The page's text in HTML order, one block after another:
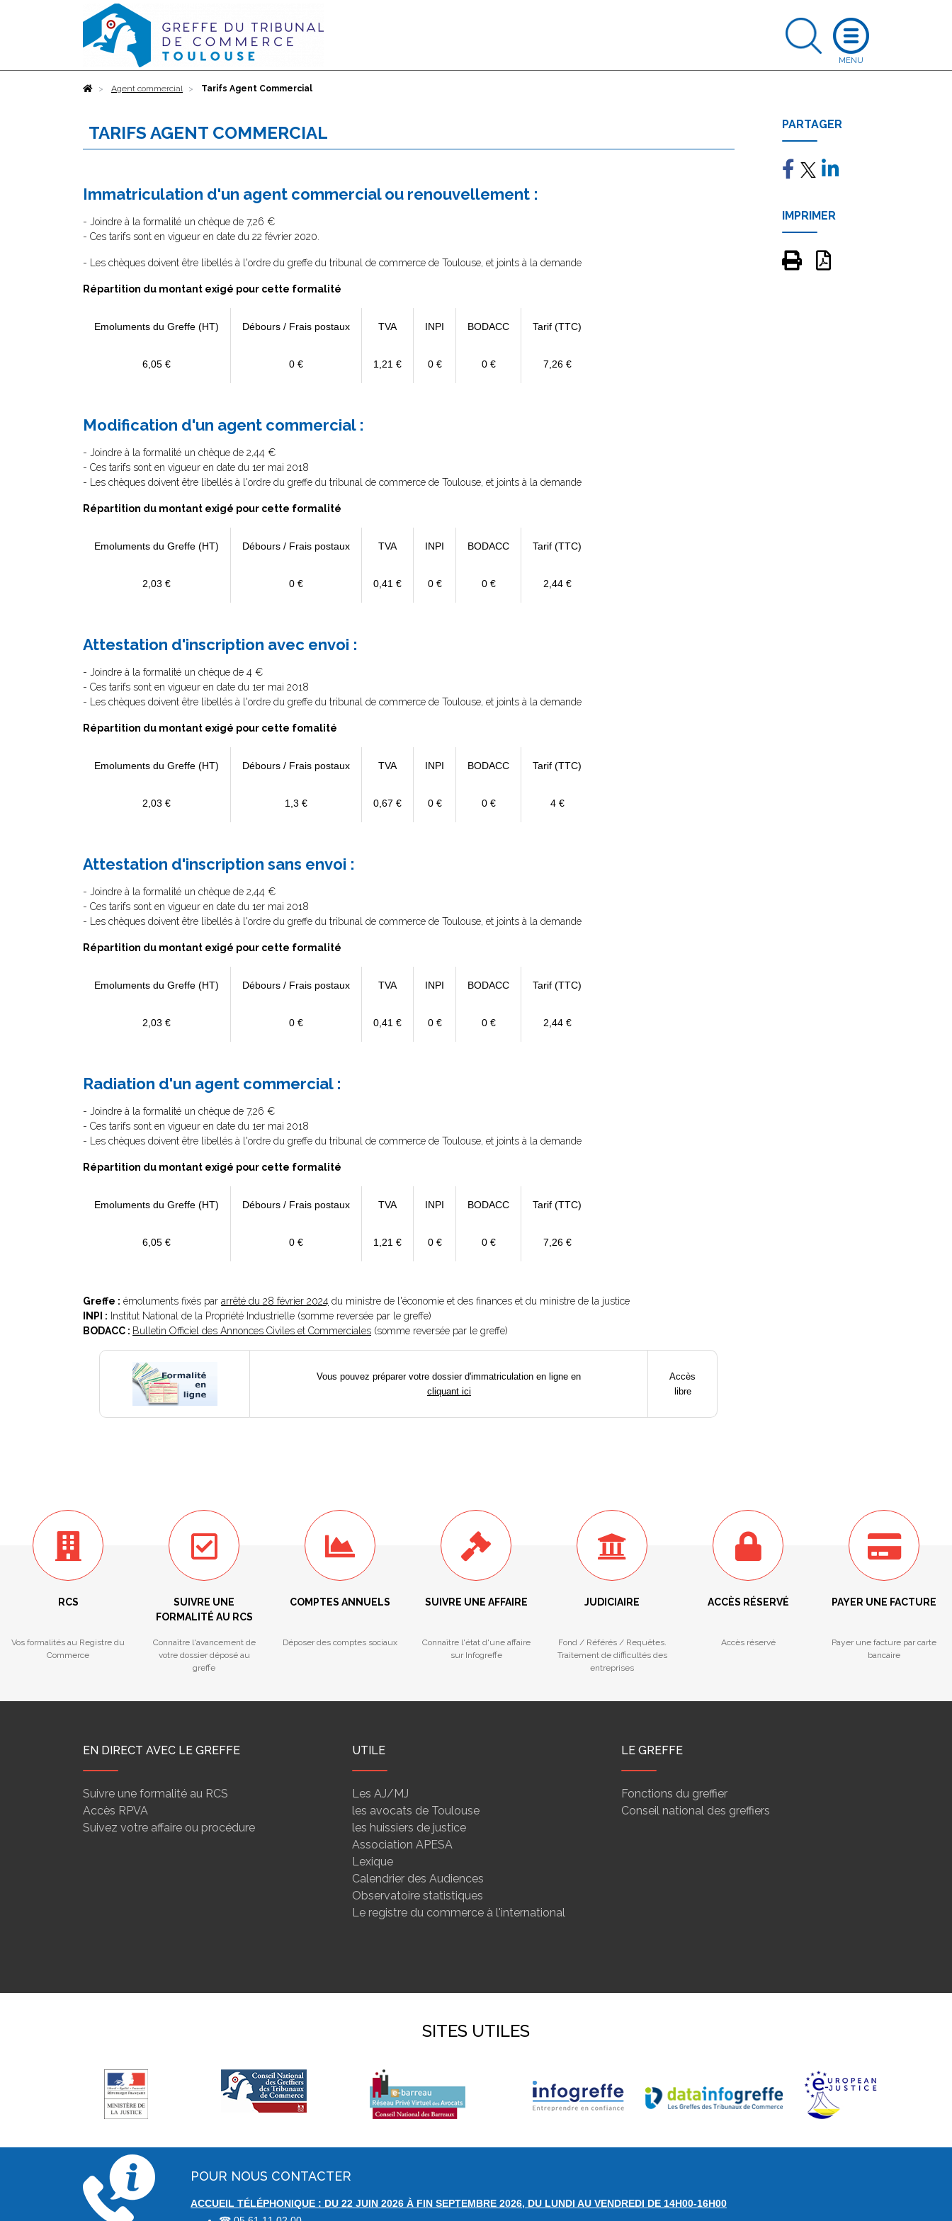
AccueilAgent commercial Tarifs Agent Commercial
TARIFS AGENT COMMERCIAL
Immatriculation d'un agent commercial ou renouvellement :
- Joindre à la formalité un chèque de 7,26 €
- Ces tarifs sont en vigueur en date du 22 février 2020.
- Les chèques doivent être libellés à l'ordre du greffe du tribunal de commerce de Toulouse, et joints à la demande
Répartition du montant exigé pour cette formalité
Emoluments du Greffe (HT) Débours / Frais postaux TVA INPI BODACC Tarif (TTC)
6,05 € 0 € 1,21 € 0 € 0 € 7,26 €
Modification d'un agent commercial :
- Joindre à la formalité un chèque de 2,44 €
- Ces tarifs sont en vigueur en date du 1er mai 2018
- Les chèques doivent être libellés à l'ordre du greffe du tribunal de commerce de Toulouse, et joints à la demande
Répartition du montant exigé pour cette formalité
Emoluments du Greffe (HT) Débours / Frais postaux TVA INPI BODACC Tarif (TTC)
2,03 € 0 € 0,41 € 0 € 0 € 2,44 €
Attestation d'inscription avec envoi :
- Joindre à la formalité un chèque de 4 €
- Ces tarifs sont en vigueur en date du 1er mai 2018
- Les chèques doivent être libellés à l'ordre du greffe du tribunal de commerce de Toulouse, et joints à la demande
Répartition du montant exigé pour cette fomalité
Emoluments du Greffe (HT) Débours / Frais postaux TVA INPI BODACC Tarif (TTC)
2,03 € 1,3 € 0,67 € 0 € 0 € 4 €
Attestation d'inscription sans envoi :
- Joindre à la formalité un chèque de 2,44 €
- Ces tarifs sont en vigueur en date du 1er mai 2018
- Les chèques doivent être libellés à l'ordre du greffe du tribunal de commerce de Toulouse, et joints à la demande
Répartition du montant exigé pour cette formalité
Emoluments du Greffe (HT) Débours / Frais postaux TVA INPI BODACC Tarif (TTC)
2,03 € 0 € 0,41 € 0 € 0 € 2,44 €
Radiation d'un agent commercial :
- Joindre à la formalité un chèque de 7,26 €
- Ces tarifs sont en vigueur en date du 1er mai 2018
- Les chèques doivent être libellés à l'ordre du greffe du tribunal de commerce de Toulouse, et joints à la demande
Répartition du montant exigé pour cette formalité
Emoluments du Greffe (HT) Débours / Frais postaux TVA INPI BODACC Tarif (TTC)
6,05 € 0 € 1,21 € 0 € 0 € 7,26 €
Greffe : émoluments fixés par arrêté du 28 février 2024 du ministre de l'économie et des finances et du ministre de la justice
INPI : Institut National de la Propriété Industrielle (somme reversée par le greffe)
BODACC : Bulletin Officiel des Annonces Civiles et Commerciales (somme reversée par le greffe)
Vous pouvez préparer votre dossier d'immatriculation en ligne en
cliquant ici
Accès
libre
PARTAGER
IMPRIMER
RCS
Vos formalités au Registre du
Commerce
SUIVRE UNE
FORMALITÉ AU RCS
Connaître l'avancement de
votre dossier déposé au
greffe
COMPTES ANNUELS
Déposer des comptes sociaux
SUIVRE UNE AFFAIRE
Connaître l'état d'une affaire
sur Infogreffe
JUDICIAIRE
Fond / Référés / Requêtes.
Traitement de difficultés des
entreprises
ACCÈS RÉSERVÉ
Accès réservé
PAYER UNE FACTURE
Payer une facture par carte
bancaire
EN DIRECT AVEC LE GREFFE
Suivre une formalité au RCS
Accès RPVA
Suivez votre affaire ou procédure
UTILE
Les AJ/MJ
les avocats de Toulouse
les huissiers de justice
Association APESA
Lexique
Calendrier des Audiences
Observatoire statistiques
Le registre du commerce à l'international
LE GREFFE
Fonctions du greffier
Conseil national des greffiers
SITES UTILES
POUR NOUS CONTACTER
ACCUEIL TÉLÉPHONIQUE : DU 22 JUIN 2026 À FIN SEPTEMBRE 2026, DU LUNDI AU VENDREDI DE 14H00-16H00